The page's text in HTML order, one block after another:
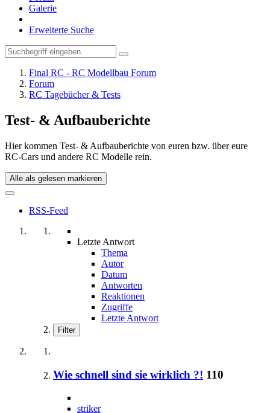
Galerie
Erweiterte Suche
Final RC - RC Modellbau Forum
Forum
RC Tagebücher & Tests
Test- & Aufbauberichte
Hier kommen Test- & Aufbauberichte von euren bzw. über eure
RC-Cars und andere RC Modelle rein.
Alle als gelesen markieren
RSS-Feed
Letzte Antwort
Thema
Autor
Datum
Antworten
Reaktionen
Zugriffe
Letzte Antwort
Filter
Wie schnell sind sie wirklich ?! 110
striker